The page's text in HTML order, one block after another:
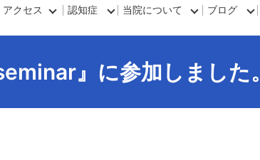
クセス 認知症 当院について ブログ
』に参加しました。